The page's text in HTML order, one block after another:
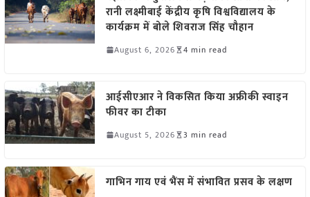
रानी लक्ष्मीबाई केंद्रीय कृषि विश्वविद्यालय के
कार्यक्रम में बोले शिवराज सिंह चौहान
August 6, 2026 4 min read
आईसीएआर ने विकसित किया अफ्रीकी स्वाइन
फीवर का टीका
August 5, 2026 3 min read
गाभिन गाय एवं भैंस में संभावित प्रसव के लक्षण